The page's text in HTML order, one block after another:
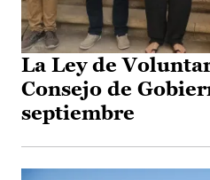
La Ley de
Consejo de
septiembre